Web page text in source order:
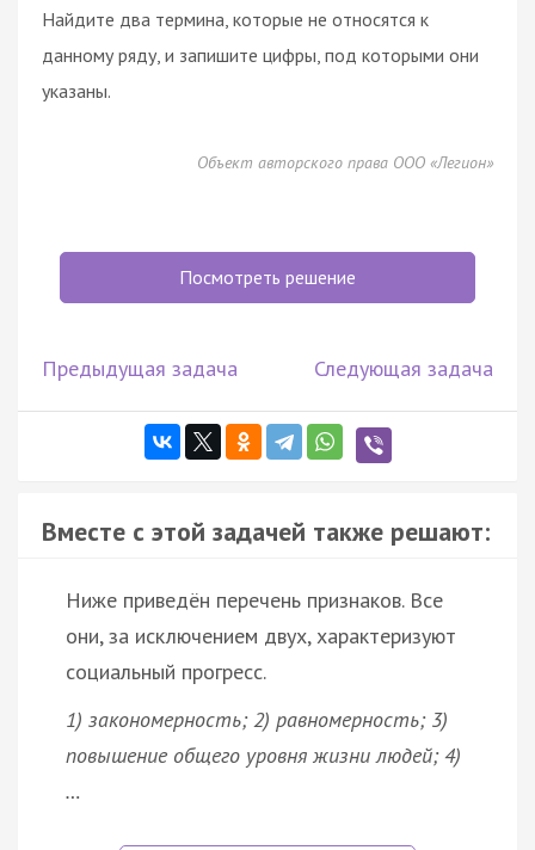
Найдите два термина, которые не относятся к
данному ряду, и запишите цифры, под которыми они
указаны.
Объект авторского права ООО «Легион»
Посмотреть решение
Предыдущая задача Следующая задача
Вместе с этой задачей также решают:
Ниже приведён перечень признаков. Все
они, за исключением двух, характеризуют
социальный прогресс.
1) закономерность; 2) равномерность; 3)
повышение общего уровня жизни людей; 4)
…